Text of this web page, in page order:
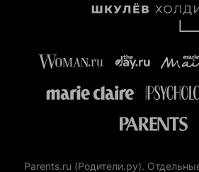
Parents.ru (Родители.ру).